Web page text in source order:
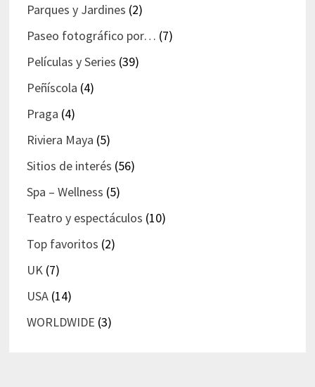
Parques y Jardines (2)
Paseo fotográfico por… (7)
Películas y Series (39)
Peñíscola (4)
Praga (4)
Riviera Maya (5)
Sitios de interés (56)
Spa – Wellness (5)
Teatro y espectáculos (10)
Top favoritos (2)
UK(7)
USA(14)
WORLDWIDE (3)